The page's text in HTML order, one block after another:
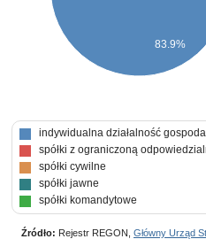
83.9%
indywidualna działalność
spółki z ograniczoną
spółki cywilne
spółki jawne
spółki komandytowe
Źródło: Rejestr REGON, Główny Urząd